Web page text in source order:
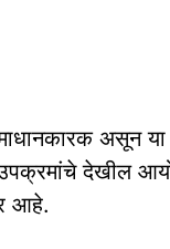
असून या
देखील
आहे.